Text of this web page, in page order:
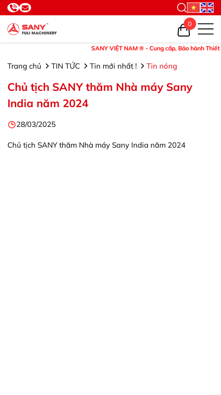
SANY VIỆT NAM ® - Cung cấp, Bảo hành Thiết
0
Trang chủ TIN TỨC Tin mới nhất ! Tin nóng
Chủ tịch SANY thăm Nhà máy Sany
India năm 2024
28/03/2025
Chủ tịch SANY thăm Nhà máy Sany India năm 2024